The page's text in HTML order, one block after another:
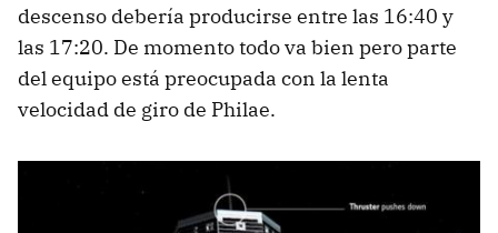
descenso debería producirse entre las 16:40 y
las 17:20. De momento todo va bien pero parte
del equipo está preocupada con la lenta
velocidad de giro de Philae.